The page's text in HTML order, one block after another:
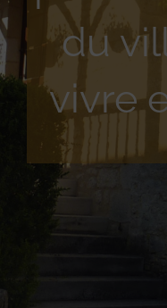
du
vivre